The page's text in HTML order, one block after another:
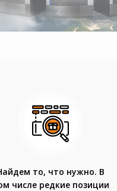
то, что нужно. В
числе редкие позиции